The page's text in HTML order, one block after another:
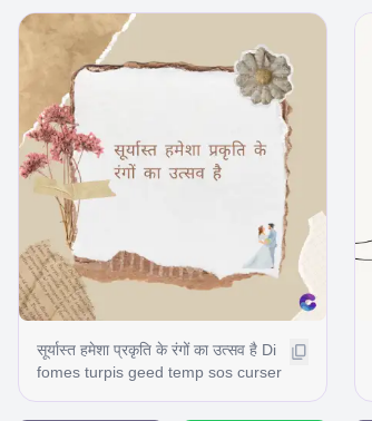
सूर्यास्त हमेशा प्रकृति के रंगों का उत्सव है Di
fomes turpis geed temp sos curser
des congeal per gillis id conter